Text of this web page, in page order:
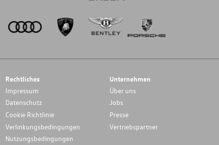
Rechtliches
Impressum
Datenschutz
Cookie Richtlinie
Verlinkungsbedingungen
Nutzungsbedingungen
Unternehmen
Über uns
Jobs
Presse
Vertriebspartner